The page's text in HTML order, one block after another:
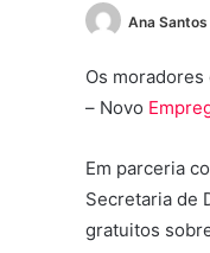
Ana Santos
Os
– Novo
Em parceria
Secretaria de
gratuitos